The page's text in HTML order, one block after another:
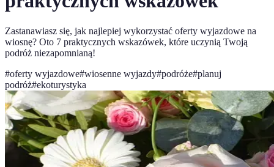
Zastanawiasz się, jak najlepiej wykorzystać oferty wyjazdowe na
wiosnę? Oto 7 praktycznych wskazówek, które uczynią Twoją
podróż niezapomnianą!
#oferty wyjazdowe#wiosenne wyjazdy#podróże#planuj
podróż#ekoturystyka